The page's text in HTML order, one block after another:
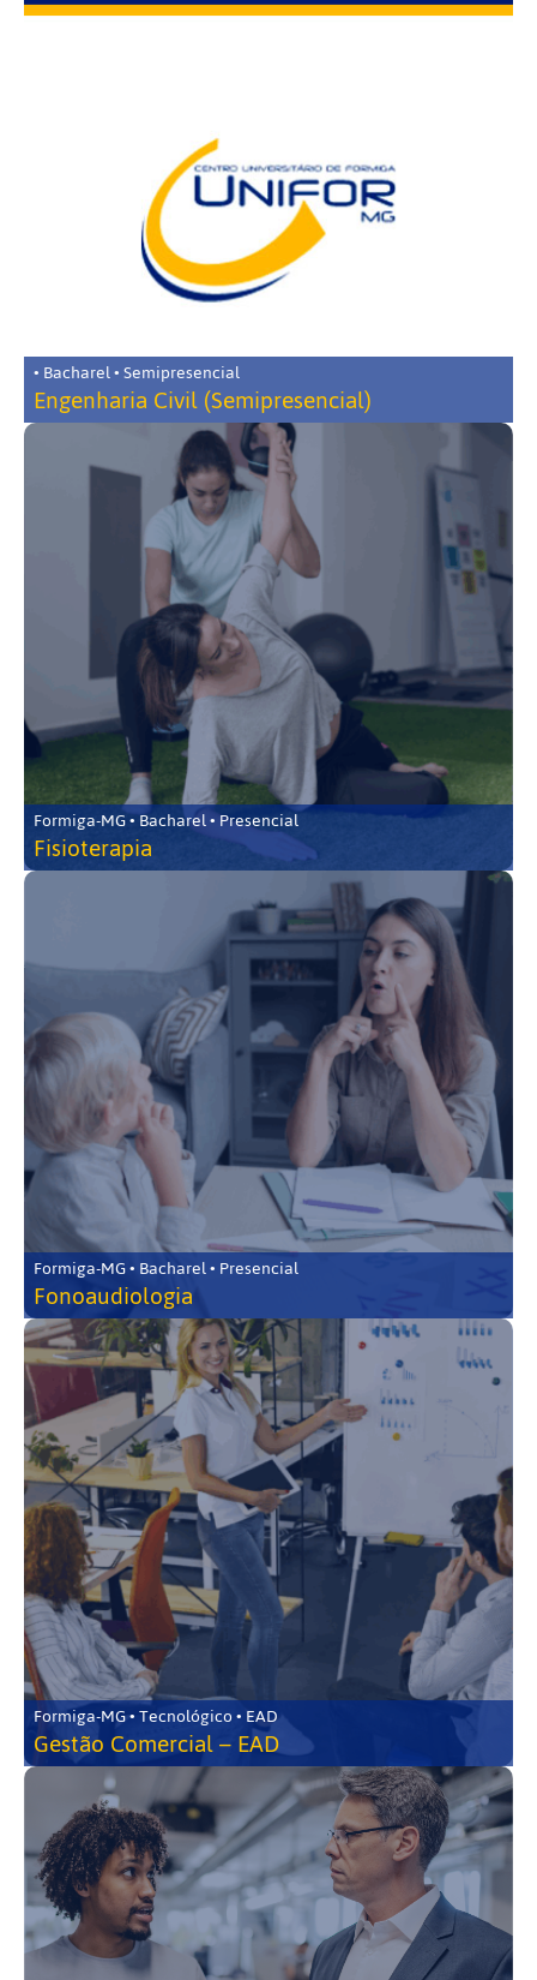
• Bacharel • Semipresencial
Engenharia Civil (Semipresencial)
Formiga-MG • Bacharel • Presencial
Fisioterapia
Formiga-MG • Bacharel • Presencial
Fonoaudiologia
Formiga-MG • Tecnológico • EAD
Gestão Comercial – EAD